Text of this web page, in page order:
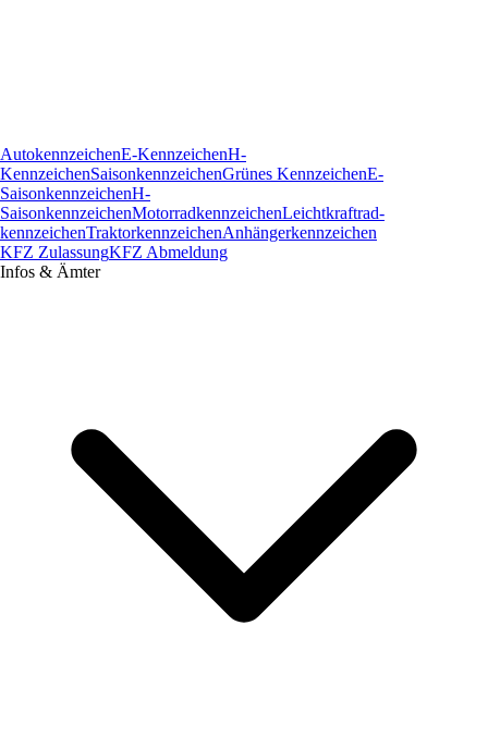
AutokennzeichenE-KennzeichenH-
KennzeichenSaisonkennzeichenGrünes KennzeichenE-
SaisonkennzeichenH-
SaisonkennzeichenMotorradkennzeichenLeichtkraftrad­
kennzeichenTraktorkennzeichenAnhängerkennzeichen
KFZ ZulassungKFZ Abmeldung
Infos & Ämter